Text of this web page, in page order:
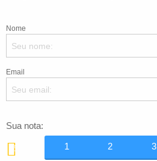
Nome
Email
Sua nota:
5 3
2
1